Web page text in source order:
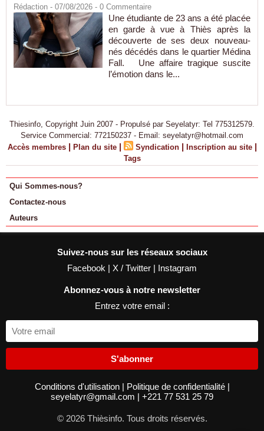
Rédaction - 07/08/2026 - 0 Commentaire
Une étudiante de 23 ans a été placée
en garde à vue à Thiès après la
découverte de ses deux nouveau-
nés décédés dans le quartier Médina
Fall. Une affaire tragique suscite
l’émotion dans le...
Thiesinfo, Copyright Juin 2007 - Propulsé par Seyelatyr: Tel 775312579.
Service Commercial: 772150237 - Email: seyelatyr@hotmail.com
Accès membres | Plan du site | Syndication | Inscription au site |
Tags
Qui Sommes-nous?
Contactez-nous
Auteurs
Suivez-nous sur les réseaux sociaux
Facebook | X / Twitter | Instagram
Abonnez-vous à notre newsletter
Entrez votre email :
S'abonner
Conditions d'utilisation | Politique de confidentialité |
seyelatyr@gmail.com | +221 77 531 25 79
© 2026 Thièsinfo. Tous droits réservés.